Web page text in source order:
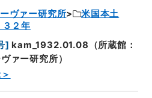
ヴァー研究所
米国本土
２年
] kam_1932.01.08（所蔵館：
ァー研究所）